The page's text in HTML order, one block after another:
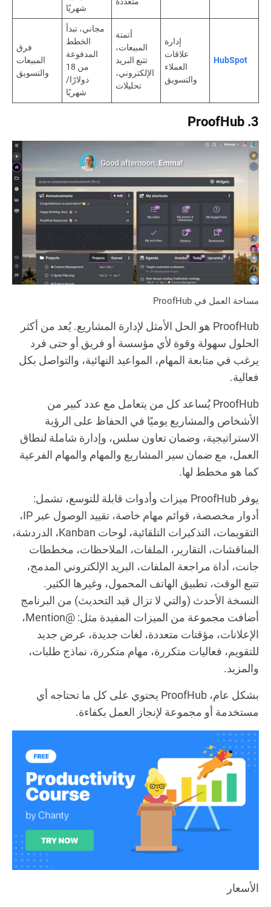
شهريًا
HubSpot
إدارة
علاقات
العملاء
والتسويق
أتمتة
المبيعات،
تتبع البريد
الإلكتروني،
تحليلات
مجاني، تبدأ
الخطط
المدفوعة
من 18
دولارًا/
شهريًا
فرق
المبيعات
والتسويق
3. ProofHub
مساحة العمل في ProofHub
ProofHub هو الحل الأمثل لإدارة المشاريع. يُعد من أكثر
الحلول سهولة وقوة لأي مؤسسة أو فريق أو حتى فرد
يرغب في متابعة المهام، المواعيد النهائية، والتواصل بكل
فعالية.
ProofHub يُساعد كل من يتعامل مع عدد كبير من
الأشخاص والمشاريع يوميًا في الحفاظ على الرؤية
الاستراتيجية، وضمان تعاون سلس، وإدارة شاملة لنطاق
العمل، مع ضمان سير المشاريع والمهام والمهام الفرعية
كما هو مخطط لها.
يوفر ProofHub ميزات وأدوات قابلة للتوسع، تشمل:
أدوار مخصصة، قوائم مهام خاصة، تقييد الوصول عبر IP،
التقويمات، التذكيرات التلقائية، لوحات Kanban، الدردشة،
المناقشات، التقارير، الملفات، الملاحظات، مخططات
جانت، أداة مراجعة الملفات، البريد الإلكتروني المدمج،
تتبع الوقت، تطبيق الهاتف المحمول، وغيرها الكثير.
النسخة الأحدث (والتي لا تزال قيد التحديث) من البرنامج
أضافت مجموعة من الميزات المفيدة مثل: @Mention،
الإعلانات، مؤقتات متعددة، لغات جديدة، عرض جديد
للتقويم، فعاليات متكررة، مهام متكررة، نماذج طلبات،
والمزيد.
بشكل عام، ProofHub يحتوي على كل ما تحتاجه أي
مستخدمة أو مجموعة لإنجاز العمل بكفاءة.
الأسعار